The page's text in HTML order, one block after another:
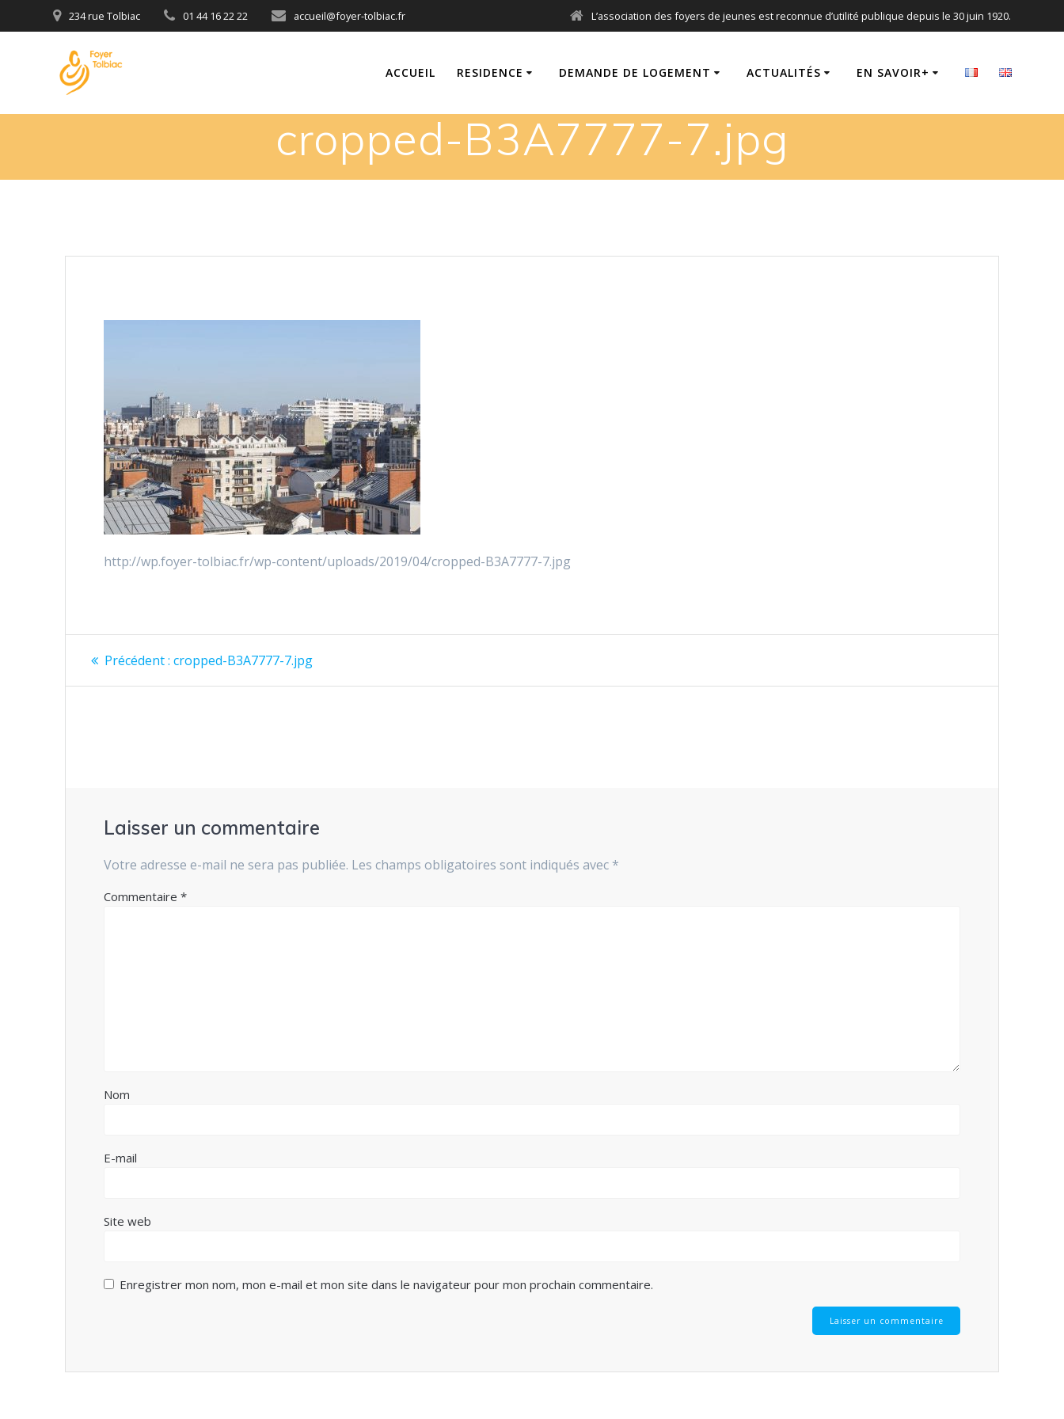
234 rue Tolbiac 01 44 16 22 22 accueil@foyer-tolbiac.fr L’association des foyers de jeunes est reconnue d’utilité publique depuis le 30 juin 1920.
ACCUEIL RESIDENCE DEMANDE DE LOGEMENT ACTUALITÉS EN SAVOIR+
cropped-B3A7777-7.jpg
http://wp.foyer-tolbiac.fr/wp-content/uploads/2019/04/cropped-B3A7777-7.jpg
Précédent : cropped-B3A7777-7.jpg
Laisser un commentaire
Votre adresse e-mail ne sera pas publiée. Les champs obligatoires sont indiqués avec *
Commentaire*
Nom
E-mail
Site web
Enregistrer mon nom, mon e-mail et mon site dans le navigateur pour mon prochain commentaire.